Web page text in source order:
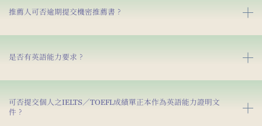
推薦人可否逾期提交機密推薦書？
是否有英語能力要求？
可否提交個人之IELTS／TOEFL成績單正本作為英語能力證明文
件？